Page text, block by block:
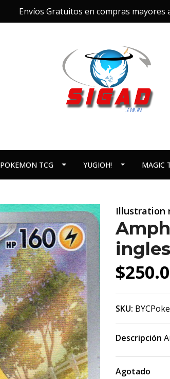
Envíos Gratuitos en compras mayores
POKEMON TCG YUGIOH! MAGIC
Illustration
ingles
SKU:
Descripción
Agotado